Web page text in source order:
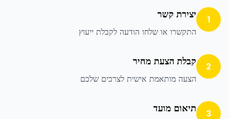
1 יצירת קשר
התקשרו או שלחו הודעה לקבלת ייעוץ
2 קבלת הצעת מחיר
הצעה מותאמת אישית לצרכים שלכם
3 תיאום מועד